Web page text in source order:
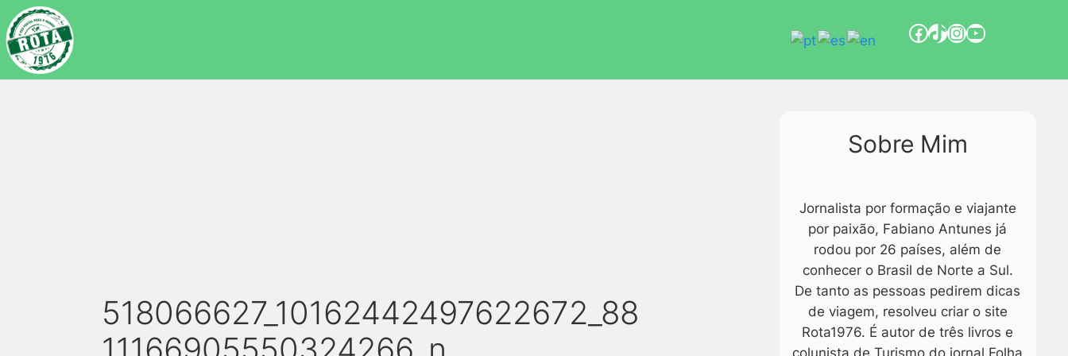
518066627_10162442497622672_88
Sobre Mim
Jornalista por formação e viajante
por paixão, Fabiano Antunes já
rodou por 26 países, além de
conhecer o Brasil de Norte a Sul.
De tanto as pessoas pedirem dicas
de viagem, resolveu criar o site
Rota1976. É autor de três livros e
colunista de Turismo do jornal Folha